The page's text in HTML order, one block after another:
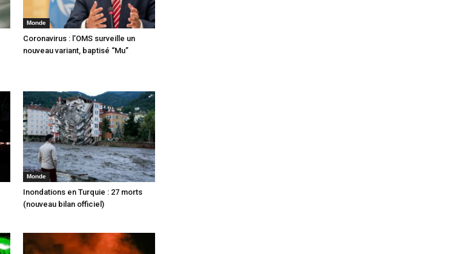
Monde
Coronavirus : l’OMS surveille un
nouveau variant, baptisé “Mu”
Monde
Inondations en Turquie : 27 morts
(nouveau bilan officiel)